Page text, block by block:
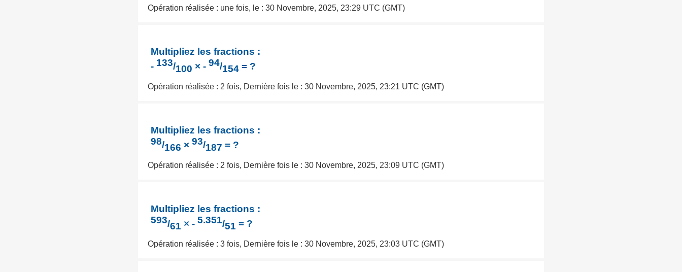
Opération réalisée : une fois, le : 30 Novembre, 2025, 23:29 UTC (GMT)
Multipliez les fractions :
- 133/100 × - 94/154 = ?
Opération réalisée : 2 fois, Dernière fois le : 30 Novembre, 2025, 23:21 UTC (GMT)
Multipliez les fractions :
98/166 × 93/187 = ?
Opération réalisée : 2 fois, Dernière fois le : 30 Novembre, 2025, 23:09 UTC (GMT)
Multipliez les fractions :
593/61 × -5.351/51 = ?
Opération réalisée : 3 fois, Dernière fois le : 30 Novembre, 2025, 23:03 UTC (GMT)